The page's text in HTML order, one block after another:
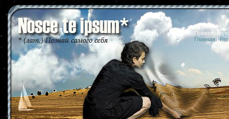
07.08.2026
Главная |